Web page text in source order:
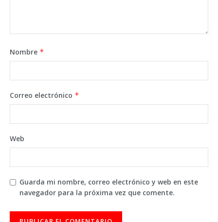
Nombre *
Correo electrónico *
Web
Guarda mi nombre, correo electrónico y web en este
navegador para la próxima vez que comente.